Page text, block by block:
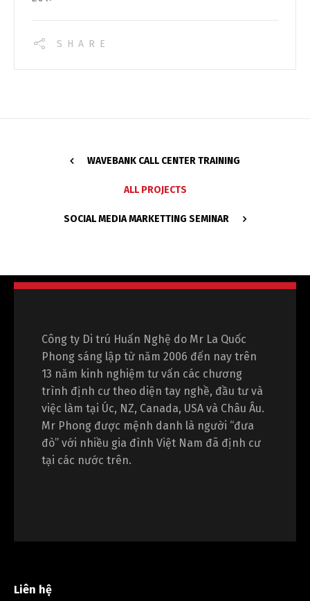
SHARE
WAVEBANK CALL CENTER TRAINING
ALL PROJECTS
SOCIAL MEDIA MARKETTING SEMINAR
Công ty Di trú Huấn Nghệ do Mr La Quốc
Phong sáng lập từ năm 2006 đến nay trên
13 năm kinh nghiệm tư vấn các chương
trình định cư theo diện tay nghề, đầu tư và
việc làm tại Úc, NZ, Canada, USA và Châu Âu.
Mr Phong được mệnh danh là người “đưa
đò” với nhiều gia đình Việt Nam đã định cư
tại các nước trên.
Liên hệ